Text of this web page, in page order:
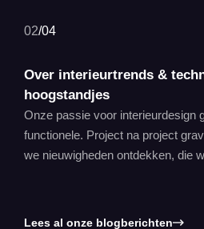
02/04
Over interieurtrends &
hoogstandjes
Onze passie voor interieurdesign
functionele. Project na project
we nieuwigheden ontdekken, die
Lees al onze blogberichten